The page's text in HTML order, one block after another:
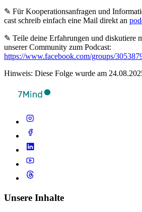
✎ Für Koope­ra­ti­ons­an­fra­gen und
cast schreib ein­fach eine Mail direkt an
✎ Teile deine Erfahrungen und diskutiere
unserer Community zum Podcast:
https://www.facebook.com/groups/
Hinweis: Diese Folge wurde am
Unsere Inhalte